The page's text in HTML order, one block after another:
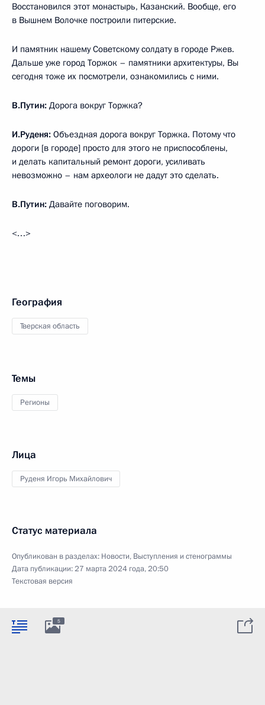
Восстановился этот монастырь, Казанский. Вообще, его
в Вышнем Волочке построили питерские.
И памятник нашему Советскому солдату в городе Ржев.
Дальше уже город Торжок – памятники архитектуры, Вы
сегодня тоже их посмотрели, ознакомились с ними.
В.Путин: Дорога вокруг Торжка?
И.Руденя: Объездная дорога вокруг Торжка. Потому что
дороги [в городе] просто для этого не приспособлены,
и делать капитальный ремонт дороги, усиливать
невозможно – нам археологи не дадут это сделать.
В.Путин: Давайте поговорим.
<…>
География
Тверская область
Темы
Регионы
Лица
Руденя Игорь Михайлович
Статус материала
Опубликован в разделах: Новости, Выступления и стенограммы
Дата публикации:27 марта 2024 года, 20:50
Текстовая версия
5